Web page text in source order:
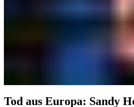
Tod aus Europa: Sandy